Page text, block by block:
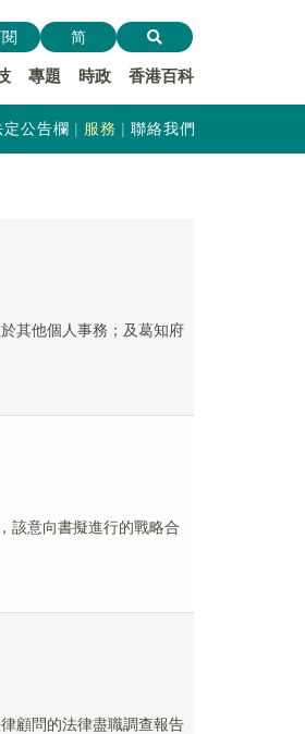
專題 時政 香港百科
简
定公告欄 服務 聯絡我們
其他個人事務；及葛知府
該意向書擬進行的戰略合
顧問的法律盡職調查報告